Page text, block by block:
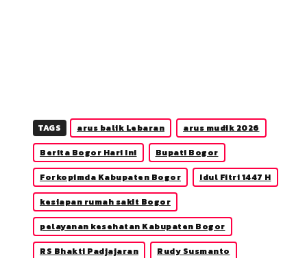
TAGS arus balik Lebaran
arus mudik 2026
Berita Bogor Hari Ini
Bupati Bogor
Forkopimda Kabupaten Bogor
Idul Fitri 1447 H
kesiapan rumah sakit Bogor
pelayanan kesehatan Kabupaten Bogor
RS Bhakti Padjajaran
Rudy Susmanto